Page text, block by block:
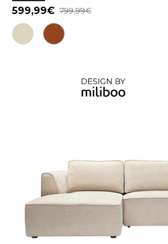
599,99 799,99